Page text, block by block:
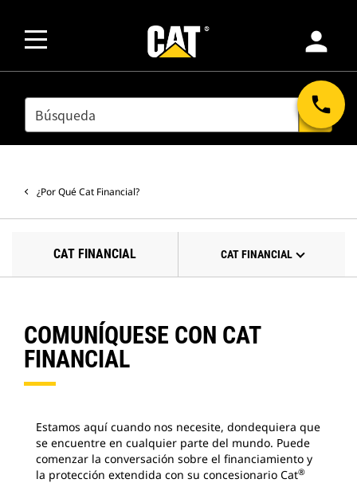
person
SEARCH search
¿Por Qué Cat Financial?
CAT FINANCIAL CAT FINANCIAL
COMUNÍQUESE CON CAT
FINANCIAL
Estamos aquí cuando nos necesite, dondequiera que
se encuentre en cualquier parte del mundo. Puede
comenzar la conversación sobre el financiamiento y
la protección extendida con su concesionario Cat®
phone